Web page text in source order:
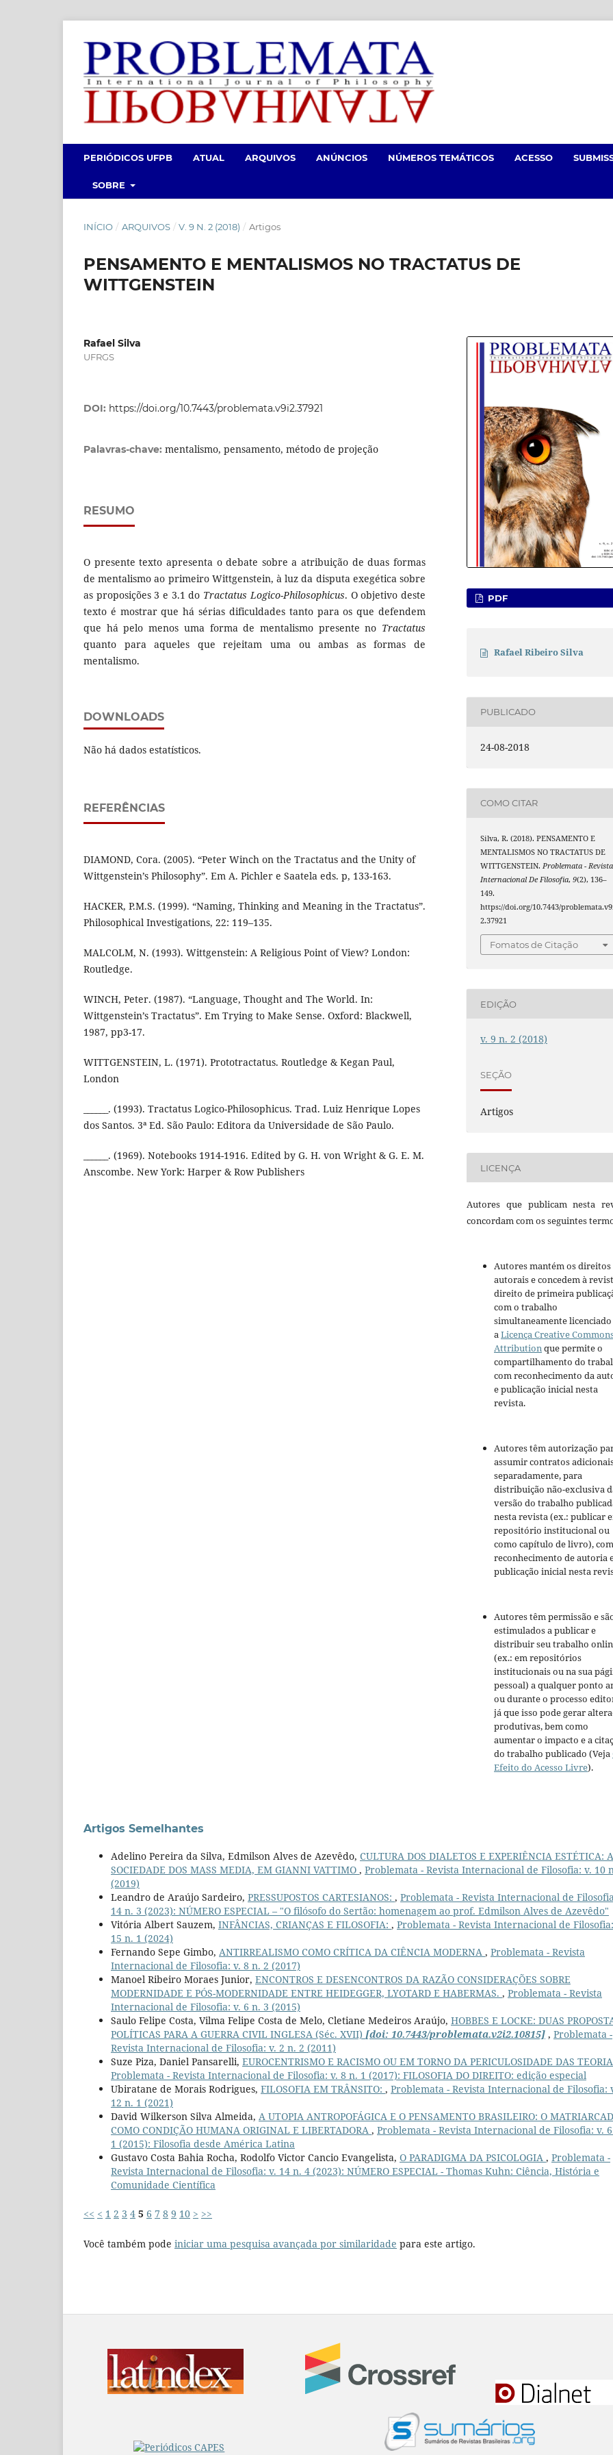
PERIÓDICOS UFPB ATUAL ARQUIVOS ANÚNCIOS NÚMEROS TEMÁTICOS ACESSO
SOBRE
INÍCIO / ARQUIVOS / V. 9 N. 2 (2018) / Artigos
PENSAMENTO E MENTALISMOS NO TRACTATUS DE
WITTGENSTEIN
Rafael Silva
UFRGS
DOI: https://doi.org/10.7443/problemata.v9i2.37921
Palavras-chave: mentalismo, pensamento, método de projeção
RESUMO
O presente texto apresenta o debate sobre a atribuição de duas formas
de mentalismo ao primeiro Wittgenstein, à luz da disputa exegética sobre
as proposições 3 e 3.1 do Tractatus Logico-Philosophicus. O objetivo deste
texto é mostrar que há sérias dificuldades tanto para os que defendem
que há pelo menos uma forma de mentalismo presente no Tractatus
quanto para aqueles que rejeitam uma ou ambas as formas de
mentalismo.
DOWNLOADS
Não há dados estatísticos.
REFERÊNCIAS
DIAMOND, Cora. (2005). “Peter Winch on the Tractatus and the Unity of
Wittgenstein’s Philosophy”. Em A. Pichler e Saatela eds. p, 133-163.
HACKER, P.M.S. (1999). “Naming, Thinking and Meaning in the Tractatus”.
Philosophical Investigations, 22: 119–135.
MALCOLM, N. (1993). Wittgenstein: A Religious Point of View? London:
Routledge.
WINCH, Peter. (1987). “Language, Thought and The World. In:
Wittgenstein’s Tractatus”. Em Trying to Make Sense. Oxford: Blackwell,
1987, pp3-17.
WITTGENSTEIN, L. (1971). Prototractatus. Routledge & Kegan Paul,
London
______. (1993). Tractatus Logico-Philosophicus. Trad. Luiz Henrique Lopes
dos Santos. 3ª Ed. São Paulo: Editora da Universidade de São Paulo.
______. (1969). Notebooks 1914-1916. Edited by G. H. von Wright & G. E. M.
Anscombe. New York: Harper & Row Publishers
PDF
Rafael Ribeiro Silva
PUBLICADO
24-08-2018
COMO CITAR
Silva, R. (2018). PENSAMENTO E
MENTALISMOS NO TRACTATUS DE
WITTGENSTEIN. Problemata - Revista
Internacional De Filosofia,9(2), 136–
149.
https://doi.org/10.7443/
2.37921
Fomatos de Citação
EDIÇÃO
v. 9 n. 2 (2018)
SEÇÃO
Artigos
LICENÇA
Autores que publicam nesta
concordam com os seguintes
Autores mantém os direitos
autorais e concedem à
direito de primeira
com o trabalho
simultaneamente
aLicença Creative
Attributionque permite o
compartilhamento do
com reconhecimento da
e publicação inicial nesta
revista.
Autores têm autorização
assumir contratos
separadamente, para
distribuição não-exclusiva
versão do trabalho
nesta revista (ex.: publicar
repositório institucional ou
como capítulo de livro), com
reconhecimento de autoria
publicação inicial nesta
Autores têm permissão e
estimulados a publicar e
distribuir seu trabalho
(ex.: em repositórios
institucionais ou na sua
pessoal) a qualquer ponto
ou durante o processo
já que isso pode gerar
produtivas, bem como
aumentar o impacto e a
do trabalho publicado (Veja
Efeito do Acesso Livre).
Artigos Semelhantes
Adelino Pereira da Silva, Edmilson Alves de Azevêdo, CULTURA DOS DIALETOS E EXPERIÊNCIA ESTÉTICA: A
SOCIEDADE DOS MASS MEDIA, EM GIANNI VATTIMO , Problemata - Revista Internacional de Filosofia: v. 10
(2019)
Leandro de Araújo Sardeiro, PRESSUPOSTOS CARTESIANOS: , Problemata - Revista Internacional de
14 n. 3 (2023): NÚMERO ESPECIAL – "O filósofo do Sertão: homenagem ao prof. Edmilson Alves de Azevêdo"
Vitória Albert Sauzem, INFÂNCIAS, CRIANÇAS E FILOSOFIA: , Problemata - Revista Internacional de
15 n. 1 (2024)
Fernando Sepe Gimbo, ANTIRREALISMO COMO CRÍTICA DA CIÊNCIA MODERNA , Problemata - Revista
Internacional de Filosofia: v. 8 n. 2 (2017)
Manoel Ribeiro Moraes Junior, ENCONTROS E DESENCONTROS DA RAZÃO CONSIDERAÇÕES SOBRE
MODERNIDADE E PÓS-MODERNIDADE ENTRE HEIDEGGER, LYOTARD E HABERMAS. , Problemata - Revista
Internacional de Filosofia: v. 6 n. 3 (2015)
Saulo Felipe Costa, Vilma Felipe Costa de Melo, Cletiane Medeiros Araújo, HOBBES E LOCKE: DUAS
POLÍTICAS PARA A GUERRA CIVIL INGLESA (Séc. XVII) [doi: 10.7443/problemata.v2i2.10815] , Problemata -
Revista Internacional de Filosofia: v. 2 n. 2 (2011)
Suze Piza, Daniel Pansarelli, EUROCENTRISMO E RACISMO OU EM TORNO DA PERICULOSIDADE DAS
Problemata - Revista Internacional de Filosofia: v. 8 n. 1 (2017): FILOSOFIA DO DIREITO: edição especial
Ubiratane de Morais Rodrigues, FILOSOFIA EM TRÂNSITO: , Problemata - Revista Internacional de Filosofia:
12 n. 1 (2021)
David Wilkerson Silva Almeida, A UTOPIA ANTROPOFÁGICA E O PENSAMENTO BRASILEIRO: O
COMO CONDIÇÃO HUMANA ORIGINAL E LIBERTADORA , Problemata - Revista Internacional de Filosofia: v.
1 (2015): Filosofia desde América Latina
Gustavo Costa Bahia Rocha, Rodolfo Victor Cancio Evangelista, O PARADIGMA DA PSICOLOGIA , Problemata -
Revista Internacional de Filosofia: v. 14 n. 4 (2023): NÚMERO ESPECIAL - Thomas Kuhn: Ciência, História e
Comunidade Científica
<< < 1 2 3 4 5 6 7 8 9 10 > >>
Você também pode iniciar uma pesquisa avançada por similaridade para este artigo.